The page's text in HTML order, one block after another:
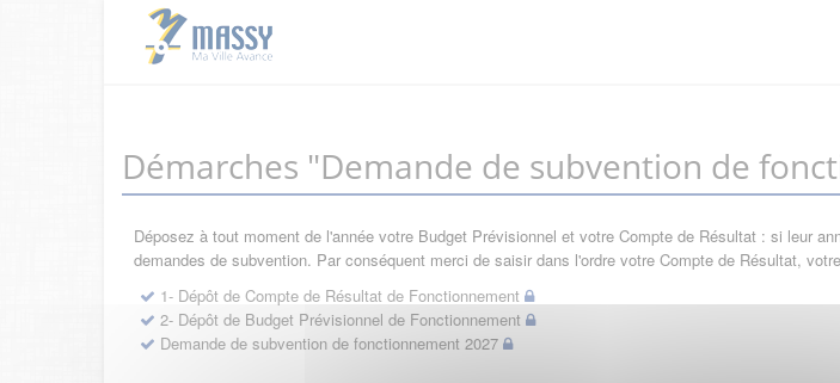
Démarches "Demande de subvention de
Déposez à tout moment de l'année votre Budget Prévisionnel et votre Compte de Résultat : si leur
demandes de subvention. Par conséquent merci de saisir dans l'ordre votre Compte de Résultat,
1- Dépôt de Compte de Résultat de Fonctionnement
2- Dépôt de Budget Prévisionnel de Fonctionnement
Demande de subvention de fonctionnement 2027